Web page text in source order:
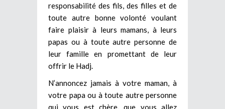
responsabilité des fils, des filles et de
toute autre bonne volonté voulant
faire plaisir à leurs mamans, à leurs
papas ou à toute autre personne de
leur famille en promettant de leur
offrir le Hadj.
N’annoncez jamais à votre maman, à
votre papa ou à toute autre personne
qui vous est chère, que vous allez